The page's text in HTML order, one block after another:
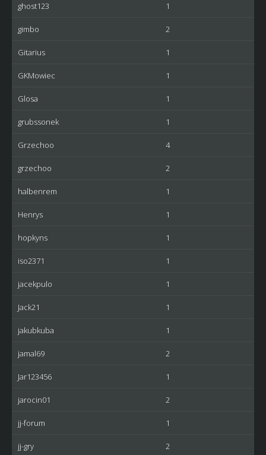
ghost123 1
gimbo 2
Gitarius 1
GKMowiec 1
Glosa 1
grubssonek 1
Grzechoo 4
grzechoo 2
halbenrem 1
Henrys 1
hopkyns 1
iso2371 1
jacekpulo 1
Jack21 1
jakubkuba 1
jamal69 2
Jar123456 1
jarocin01 2
jj-forum 1
jj-gry 2